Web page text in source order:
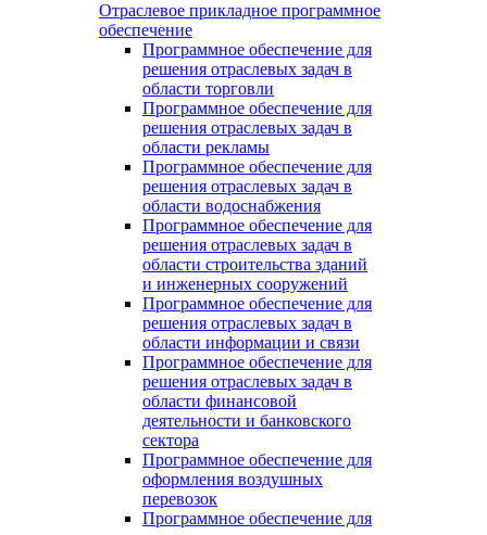
Отраслевое прикладное программное
обеспечение
Программное обеспечение для
решения отраслевых задач в
области торговли
Программное обеспечение для
решения отраслевых задач в
области рекламы
Программное обеспечение для
решения отраслевых задач в
области водоснабжения
Программное обеспечение для
решения отраслевых задач в
области строительства зданий
и инженерных сооружений
Программное обеспечение для
решения отраслевых задач в
области информации и связи
Программное обеспечение для
решения отраслевых задач в
области финансовой
деятельности и банковского
сектора
Программное обеспечение для
оформления воздушных
перевозок
Программное обеспечение для